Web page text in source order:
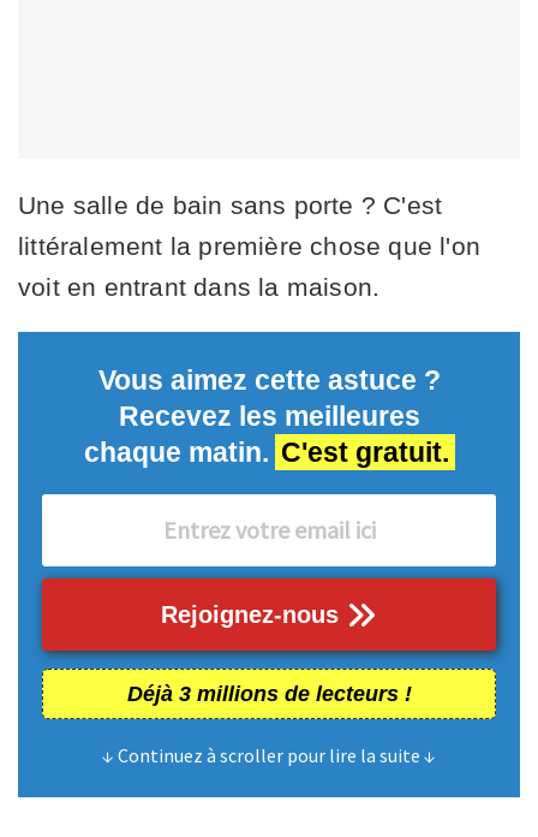
Une salle de bain sans porte ? C'est
littéralement la première chose que l'on
voit en entrant dans la maison.
Vous aimez cette astuce ?
Recevez les meilleures
chaque matin. C'est gratuit.
Rejoignez-nous
Déjà 3 millions de lecteurs !
↓ Continuez à scroller pour lire la suite ↓